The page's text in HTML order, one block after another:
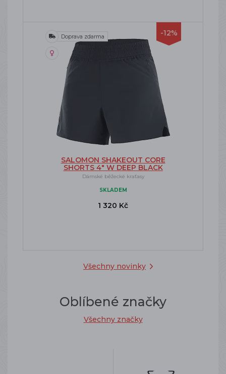
Všechny novinky
-12%
Doprava zdarma
SALOMON SHAKEOUT CORE
SHORTS 4" W DEEP BLACK
Dámské běžecké kraťasy
SKLADEM
1 320 Kč
Oblíbené značky
Všechny značky